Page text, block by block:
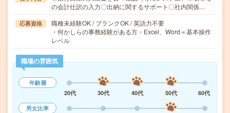
の会計仕訳の入力〇出納に関するサポート〇社内関係…
応募資格
職種未経験OK / ブランクOK / 英語力不要
・何かしらの事務経験がある方・Excel、Word＝基本操作
レベル
職場の雰囲気
年齢層
20代
30代 40代 50代
60代
男女比率